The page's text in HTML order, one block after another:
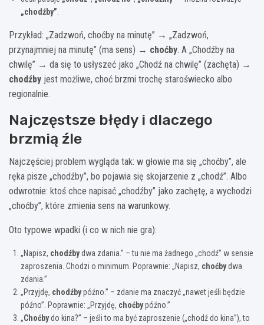
„chodźby”
Przykład: „Zadzwoń, choćby na minutę” → „Zadzwoń,
przynajmniej na minutę” (ma sens) → choćby. A „Chodźby na
chwilę” → da się to usłyszeć jako „Chodź na chwilę” (zachęta) →
chodźby jest możliwe, choć brzmi trochę staroświecko albo
regionalnie.
Najczęstsze błędy i dlaczego
brzmią źle
Najczęściej problem wygląda tak: w głowie ma się „choćby”, ale
ręka pisze „chodźby”, bo pojawia się skojarzenie z „chodź”. Albo
odwrotnie: ktoś chce napisać „chodźby” jako zachętę, a wychodzi
„choćby”, które zmienia sens na warunkowy.
Oto typowe wpadki (i co w nich nie gra):
„Napisz, chodźbydwa zdania.” – tu nie ma żadnego „chodź” w sensie
zaproszenia. Chodzi o minimum. Poprawnie: „Napisz, choćbydwa
zdania.”
„Przyjdę, chodźbypóźno.” – zdanie ma znaczyć „nawet jeśli będzie
późno”. Poprawnie: „Przyjdę, choćbypóźno.”
„Choćbydo kina?” – jeśli to ma być zaproszenie („chodź do kina”), to